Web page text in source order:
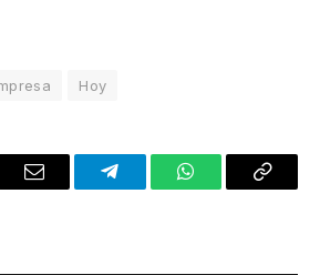
Hoy
Email TelegramWhatsAppCopy